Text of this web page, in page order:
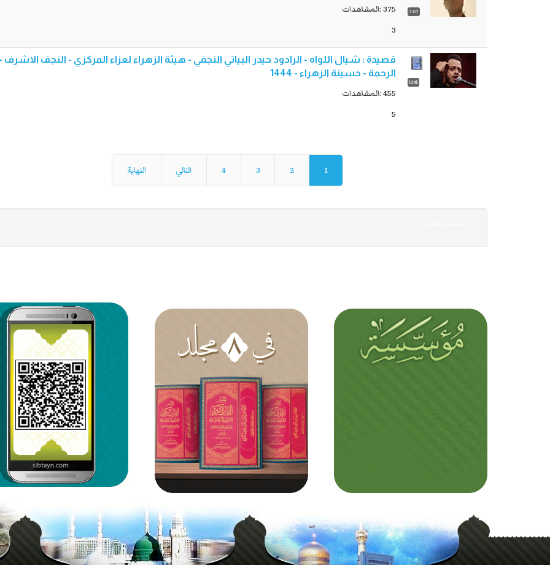
7:07
375 :المشاهدات
3
12:45
قصيدة : شيال اللواه - الرادود حيدر البياتي النجفي - هيئة الزهراء لعزاء المركزي - النجف
الرحمة - حسينة الزهراء - 1444
455 :المشاهدات
5
1
2
3
4 التالي النهاية